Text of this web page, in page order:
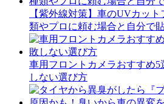
【紫外線対策】車のUVカッ
類やプロに頼む場合と自分で
車用フロントカメラおすすめ
しない選び方